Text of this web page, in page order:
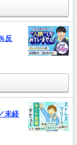
反
未経